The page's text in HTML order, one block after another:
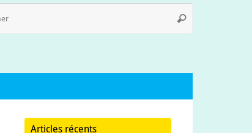
Rechercher
Articles récents